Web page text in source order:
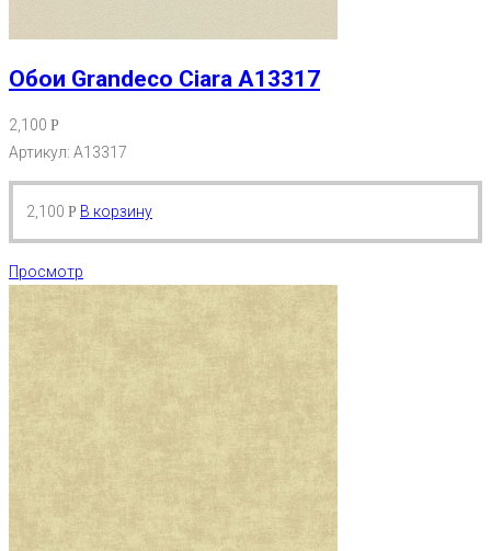
Обои Grandeco Ciara A13317
2,100 Р
Артикул: A13317
2,100 Р В корзину
Просмотр